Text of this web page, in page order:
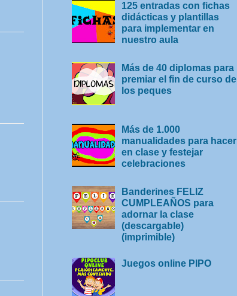
125 entradas con fichas
didácticas y plantillas
para implementar en
nuestro aula
Más de 40 diplomas para
premiar el fin de curso de
los peques
Más de 1.000
manualidades para hacer
en clase y festejar
celebraciones
Banderines FELIZ
CUMPLEAÑOS para
adornar la clase
(descargable)
(imprimible)
Juegos online PIPO